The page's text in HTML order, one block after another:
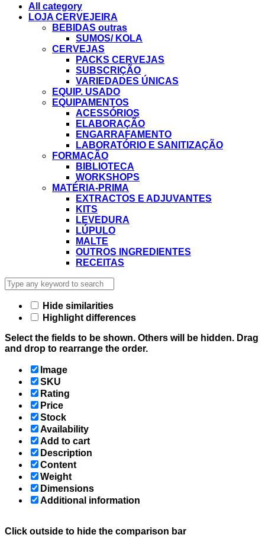
All category
LOJA CERVEJEIRA
BEBIDAS outras
SUMOS/ KOLA
CERVEJAS
PACKS CERVEJAS
SUBSCRIÇÃO
VARIEDADES ÚNICAS
EQUIP. USADO
EQUIPAMENTOS
ACESSÓRIOS
ELABORAÇÃO
ENGARRAFAMENTO
LABORATÓRIO E SANITIZAÇÃO
FORMAÇÃO
BIBLIOTECA
WORKSHOPS
MATÉRIA-PRIMA
EXTRACTOS E ADJUVANTES
KITS
LEVEDURA
LÚPULO
MALTE
OUTROS INGREDIENTES
RECEITAS
Hide similarities
Highlight differences
Select the fields to be shown. Others will be hidden. Drag
and drop to rearrange the order.
Image
SKU
Rating
Price
Stock
Availability
Add to cart
Description
Content
Weight
Dimensions
Additional information
Click outside to hide the comparison bar